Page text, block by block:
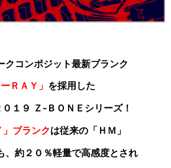
クコンポジット最新ブランク
ーＲＡＹ」 を採用した
１９ Ｚ‐ＢＯＮＥシリーズ！
」ブランクは従来の「ＨＭ」
、約２０％軽量で高感度とされ